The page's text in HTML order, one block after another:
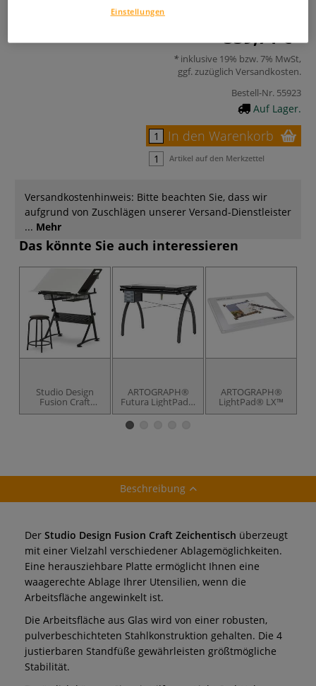
339,71 €
inklusive 19% bzw. 7% MwSt,
ggf. zuzüglich Versandkosten.
Bestell-Nr. 55923
Auf Lager.
In den Warenkorb
Artikel auf den Merkzettel
Versandkostenhinweis: Bitte beachten Sie, dass wir
aufgrund von Zuschlägen unserer Versand-Dienstleister
... Mehr
Das könnte Sie auch interessieren
Studio Design
Fusion Craft
Zeichentisch inkl.
ARTOGRAPH®
Futura LightPad®
Zeichentisch
ARTOGRAPH®
LightPad® LX™
Beschreibung
Der Studio Design Fusion Craft Zeichentisch überzeugt
mit einer Vielzahl verschiedener Ablagemöglichkeiten.
Eine herausziehbare Platte ermöglicht Ihnen eine
waagerechte Ablage Ihrer Utensilien, wenn die
Arbeitsfläche angewinkelt ist.
Die Arbeitsfläche aus Glas wird von einer robusten,
pulverbeschichteten Stahlkonstruktion gehalten. Die 4
justierbaren Standfüße gewährleisten größtmögliche
Stabilität.
Einstellungen